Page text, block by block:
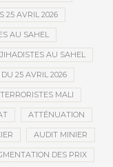
25 AVRIL 2026
AU SAHEL
AU SAHEL
25 AVRIL 2026
MALI
ATTÉNUATION
AUDIT MINIER
DES PRIX